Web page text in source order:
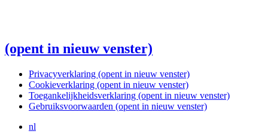
(opent in nieuw venster)
Privacyverklaring (opent in nieuw venster)
Cookieverklaring (opent in nieuw venster)
Toegankelijkheidsverklaring (opent in nieuw venster)
Gebruiksvoorwaarden (opent in nieuw venster)
nl